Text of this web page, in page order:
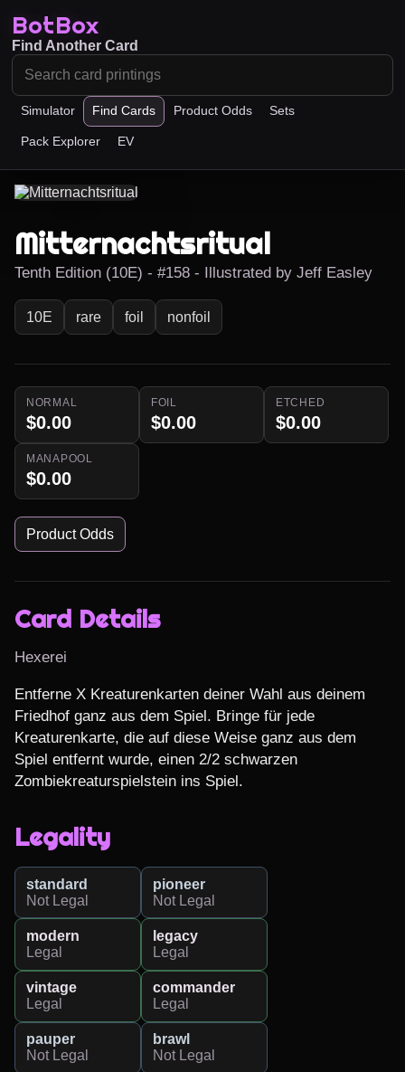
BotBox
Simulator Find Cards Product Odds Sets
Pack Explorer EV
Find Another Card
Mitternachtsritual
Tenth Edition (10E) - #158 - Illustrated by Jeff Easley
10E rare foil nonfoil
NORMAL
$0.00
FOIL
$0.00
ETCHED
$0.00
MANAPOOL
$0.00
Product Odds
Card Details
Hexerei
Entferne X Kreaturenkarten deiner Wahl aus deinem
Friedhof ganz aus dem Spiel. Bringe für jede
Kreaturenkarte, die auf diese Weise ganz aus dem
Spiel entfernt wurde, einen 2/2 schwarzen
Zombiekreaturspielstein ins Spiel.
Legality
standard
Not Legal
pioneer
Not Legal
modern
Legal
legacy
Legal
vintage
Legal
commander
Legal
pauper
Not Legal
brawl
Not Legal